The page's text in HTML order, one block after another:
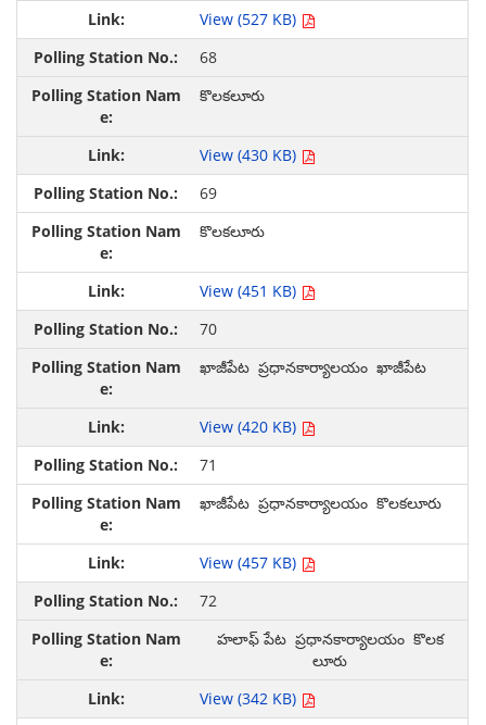
View (527 KB)
68
కొలకలూరు
View (430 KB)
69
కొలకలూరు
View (451 KB)
70
ఖాజీపేట ప్రధానకార్యాలయం ఖాజీపేట
View (420 KB)
71
ఖాజీపేట ప్రధానకార్యాలయం కొలకలూరు
View (457 KB)
72
హలాఫ్ పేట ప్రధానకార్యాలయం కొలక
లూరు
View (342 KB)